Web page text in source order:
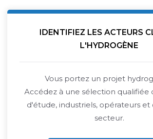
IDENTIFIEZ LES ACTEURS
L'HYDROGÈNE
Vous portez un projet
Accédez à une sélection qualifiée
d'étude, industriels, opérateurs et
secteur.